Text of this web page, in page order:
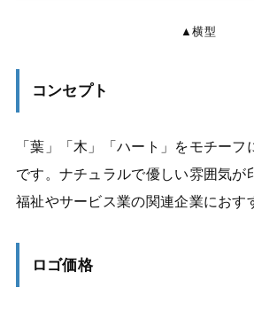
▲横型
コンセプト
「葉」「木」「ハート」をモチー
です。ナチュラルで優しい雰囲気が
福祉やサービス業の関連企業におす
ロゴ価格